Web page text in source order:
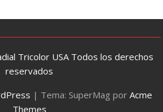
Tricolor USA Todos los derechos
reservados
| Tema: SuperMag por Acme
Themes